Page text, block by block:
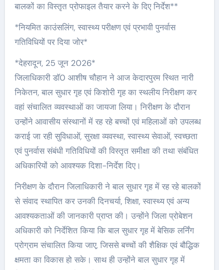
बालकों का विस्तृत प्रोफाइल तैयार करने के दिए निर्देश**
*नियमित काउंसलिंग, स्वास्थ्य परीक्षण एवं प्रभावी पुनर्वास
गतिविधियों पर दिया जोर*
*देहरादून, 25 जून 2026*
जिलाधिकारी डॉ0 आशीष चौहान ने आज केदारपुरम स्थित नारी
निकेतन, बाल सुधार गृह एवं किशोरी गृह का स्थलीय निरीक्षण कर
वहां संचालित व्यवस्थाओं का जायजा लिया। निरीक्षण के दौरान
उन्होंने आवासीय संस्थानों में रह रहे बच्चों एवं महिलाओं को उपलब्ध
कराई जा रही सुविधाओं, सुरक्षा व्यवस्था, स्वास्थ्य सेवाओं, स्वच्छता
एवं पुनर्वास संबंधी गतिविधियों की विस्तृत समीक्षा की तथा संबंधित
अधिकारियों को आवश्यक दिशा-निर्देश दिए।
निरीक्षण के दौरान जिलाधिकारी ने बाल सुधार गृह में रह रहे बालकों
से संवाद स्थापित कर उनकी दिनचर्या, शिक्षा, स्वास्थ्य एवं अन्य
आवश्यकताओं की जानकारी प्राप्त की। उन्होंने जिला प्रोबेशन
अधिकारी को निर्देशित किया कि बाल सुधार गृह में बेसिक लर्निंग
प्रोग्राम संचालित किया जाए, जिससे बच्चों की शैक्षिक एवं बौद्धिक
क्षमता का विकास हो सके। साथ ही उन्होंने बाल सुधार गृह में